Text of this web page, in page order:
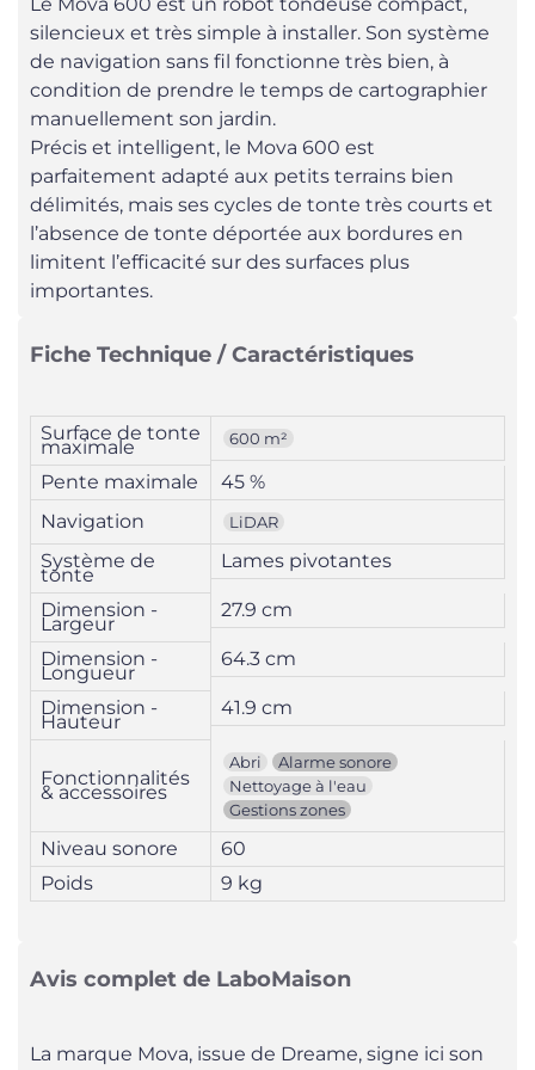
silencieux et très simple à installer. Son système
de navigation sans fil fonctionne très bien, à
condition de prendre le temps de cartographier
manuellement son jardin.
Précis et intelligent, le Mova 600 est
parfaitement adapté aux petits terrains bien
délimités, mais ses cycles de tonte très courts et
l’absence de tonte déportée aux bordures en
limitent l’efficacité sur des surfaces plus
importantes.
Fiche Technique / Caractéristiques
Surface de tonte
maximale 600 m²
Pente maximale
45 %
Navigation
LiDAR
Système de
tonte
Lames pivotantes
Dimension -
Largeur
27.9 cm
Dimension -
Longueur
64.3 cm
Dimension -
Hauteur
41.9 cm
Fonctionnalités
& accessoires
Abri
Alarme sonore
Nettoyage à l'eau
Gestions zones
Niveau sonore
60
Poids
9 kg
Avis complet de LaboMaison
La marque Mova, issue de Dreame, signe ici son